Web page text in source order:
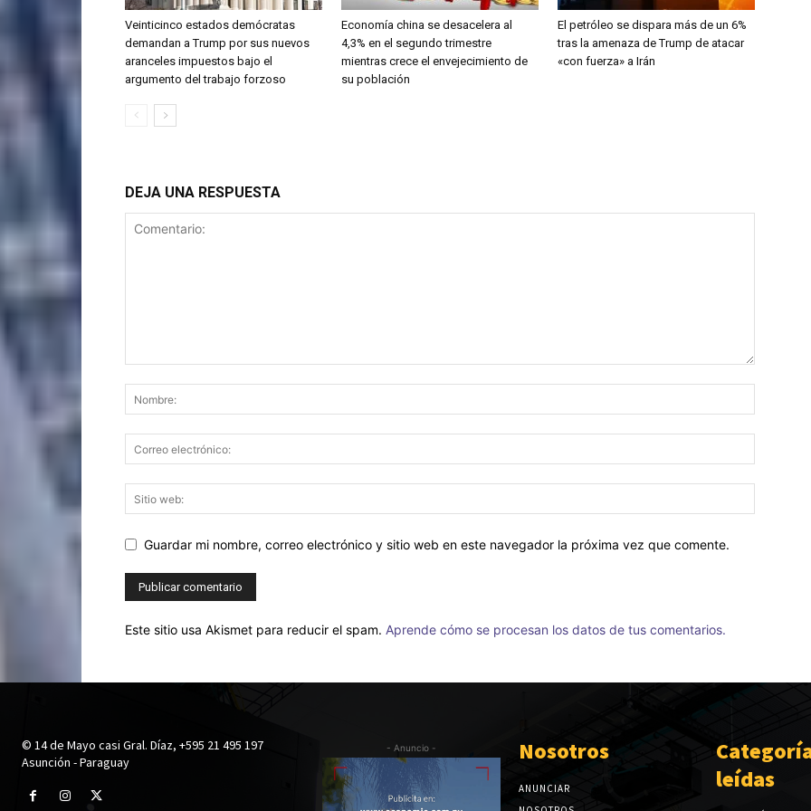
Veinticinco estados demócratas
demandan a Trump por sus nuevos
aranceles impuestos bajo el
argumento del trabajo forzoso
Economía china se desacelera al
4,3% en el segundo trimestre
mientras crece el envejecimiento de
su población
El petróleo se dispara más de un 6%
tras la amenaza de Trump de atacar
«con fuerza» a Irán
DEJA UNA RESPUESTA
Guardar mi nombre, correo electrónico y sitio web en este navegador la próxima vez que comente.
Este sitio usa Akismet para reducir el spam. Aprende cómo se procesan los datos de tus comentarios.
© 14 de Mayo casi Gral. Díaz, +595 21 495 197
Asunción - Paraguay
- Anuncio - Nosotros
ANUNCIAR
leídas